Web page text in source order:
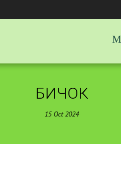
БИЧОК
15 Oct 2024